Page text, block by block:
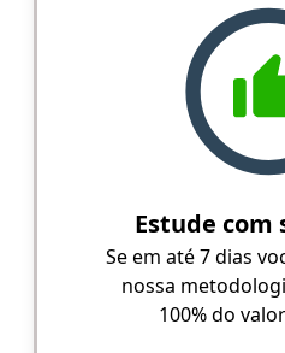
Estude com
Se em até 7 dias
nossa
100% do